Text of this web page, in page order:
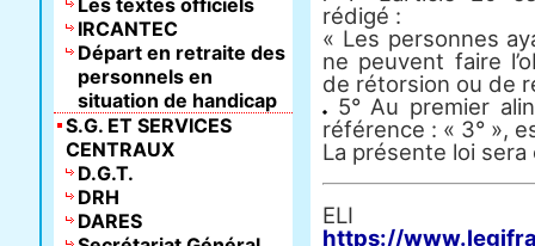
rédigé :
« Les personnes
ne peuvent faire
de rétorsion ou de
5° Au premier
référence : « 3° »,
La présente loi sera
https://
Les textes officiels
IRCANTEC
Départ en retraite des
personnels en
situation de handicap
S.G. ET SERVICES
CENTRAUX
D.G.T.
DRH
DARES